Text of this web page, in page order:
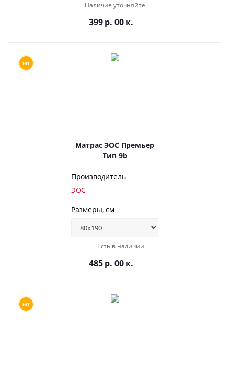
Наличие уточняйте
399 р. 00 к.
HIT
Матрас ЭОС Премьер
Тип 9b
Производитель
ЭОС
Размеры, см
Есть в наличии
485 р. 00 к.
HIT